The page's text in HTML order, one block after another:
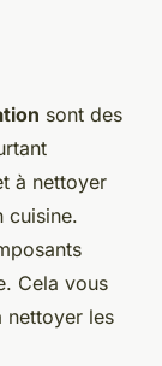
sont des
à nettoyer
cuisine.
Cela vous
nettoyer les